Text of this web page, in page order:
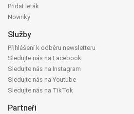
Přidat leták
Novinky
Služby
Přihlášení k odběru newsletteru
Sledujte nás na Facebook
Sledujte nás na Instagram
Sledujte nás na Youtube
Sledujte nás na TikTok
Partneři